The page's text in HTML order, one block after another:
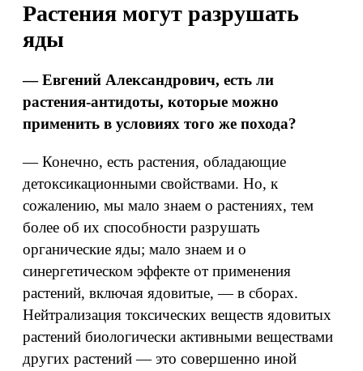
Растения могут разрушать
яды
— Евгений Александрович, есть ли
растения-антидоты, которые можно
применить в условиях того же похода?
— Конечно, есть растения, обладающие
детоксикационными свойствами. Но, к
сожалению, мы мало знаем о растениях, тем
более об их способности разрушать
органические яды; мало знаем и о
синергетическом эффекте от применения
растений, включая ядовитые, — в сборах.
Нейтрализация токсических веществ ядовитых
растений биологически активными веществами
других растений — это совершенно иной